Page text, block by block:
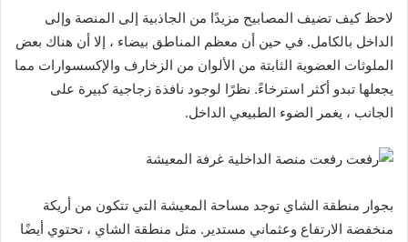
لاحظ كيف تضيف المصابيح مزيدًا من الجاذبية إلى المنصة وإلى
الداخل بالكامل. في حين أن معظم المناطق بيضاء ، إلا أن هناك بعض
الملوثات العضوية الثابتة من الألوان من الزخارف والإكسسوارات مما
يجعلها تبدو أكثر استرخاءً. نظرًا لوجود نافذة زجاجية كبيرة على
الجانب ، يغمر الضوء الطبيعي الداخل.
بجوار منطقة الشاي توجد مساحة المعيشة التي تتكون من أريكة
منخفضة الارتفاع وعثماني مستدير. مثل منطقة الشاي ، تحتوي أيضًا